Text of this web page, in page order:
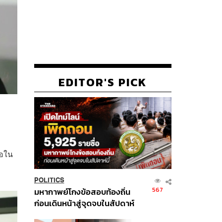
ใน
EDITOR'S PICK
POLITICS
มหากาพย์โกงข้อสอบท้องถิ่น
ก่อนเดินหน้าสู่จุดจบในสัปดาห์
567